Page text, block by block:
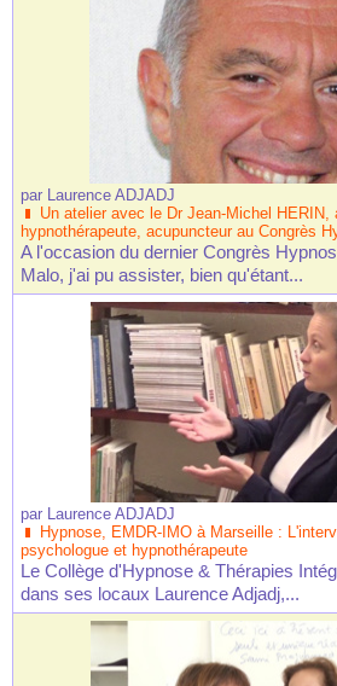
par Laurence ADJADJ
Un atelier avec le Dr Jean-Michel HERIN,
hypnothérapeute, acupuncteur au Congrès
A l'occasion du dernier Congrès
Malo, j'ai pu assister, bien qu'étant...
par Laurence ADJADJ
Hypnose, EMDR-IMO à Marseille :
psychologue et hypnothérapeute
Le Collège d'Hypnose & Thérapies
dans ses locaux Laurence Adjadj,...